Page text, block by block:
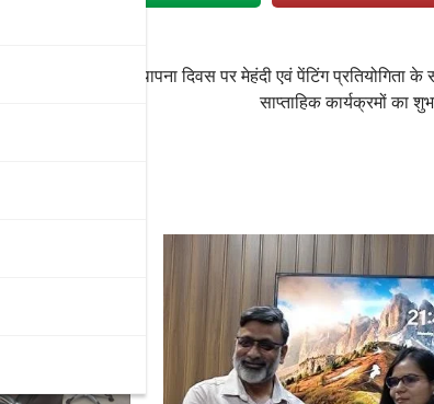
अभाविप के 78वें स्थापना दिवस पर मेहंदी एवं पेंटिंग प्रतियोगिता के
साप्ताहिक कार्यक्रमों का